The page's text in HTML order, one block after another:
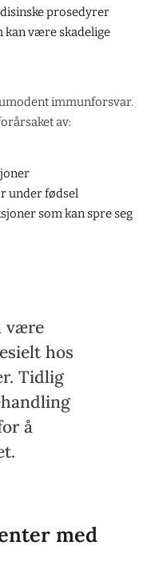
prosedyrer
være skadelige
immunforsvar.
av:
under fødsel
som kan spre seg
være
hos
Tidlig
å
med